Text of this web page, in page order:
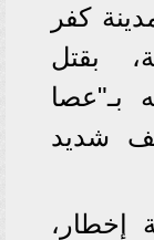
كفر
بقتل
بـ"عصا
شديد
إخطار،